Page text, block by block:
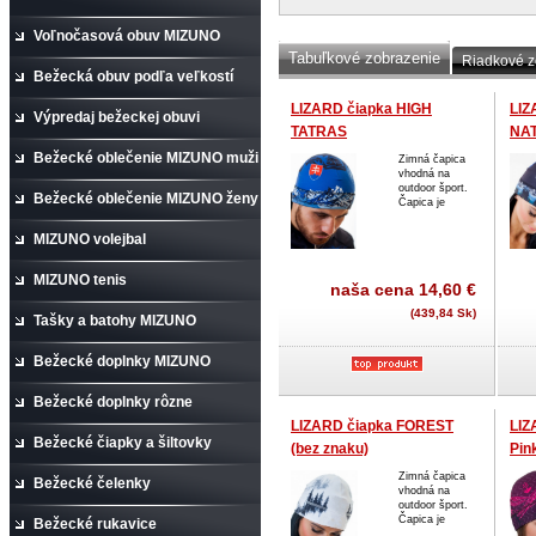
Voľnočasová obuv MIZUNO
Bežecká obuv podľa veľkostí
Výpredaj bežeckej obuvi
Bežecké oblečenie MIZUNO muži
Bežecké oblečenie MIZUNO ženy
MIZUNO volejbal
MIZUNO tenis
Tašky a batohy MIZUNO
Bežecké doplnky MIZUNO
Bežecké doplnky rôzne
Bežecké čiapky a šiltovky
Bežecké čelenky
Bežecké rukavice
Tabuľkové zobrazenie Riadkové
LIZARD čiapka HIGH
TATRAS
Zimná čapica
vhodná na
outdoor šport.
Čapica je
naša cena 14,60 €
(439,84 Sk)
LIZARD čiapka FOREST
(bez znaku)
Zimná čapica
vhodná na
outdoor šport.
Čapica je